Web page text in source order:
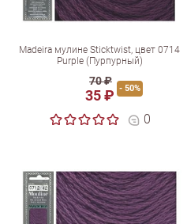
Madeira мулине Sticktwist, цвет 0714
Purple (Пурпурный)
70 ₽
35 ₽ - 50%
0